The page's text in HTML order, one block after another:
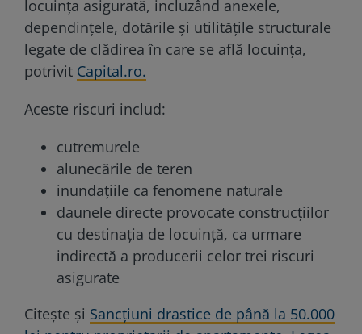
locuința asigurată, incluzând anexele,
dependințele, dotările și utilitățile structurale
legate de clădirea în care se află locuința,
potrivit Capital.ro.
Aceste riscuri includ:
cutremurele
alunecările de teren
inundațiile ca fenomene naturale
daunele directe provocate construcțiilor
cu destinația de locuință, ca urmare
indirectă a producerii celor trei riscuri
asigurate
Citește și Sancțiuni drastice de până la 50.000